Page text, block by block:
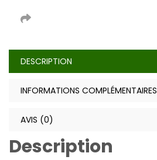
DESCRIPTION
INFORMATIONS COMPLÉMENTAIRES
AVIS (0)
Description